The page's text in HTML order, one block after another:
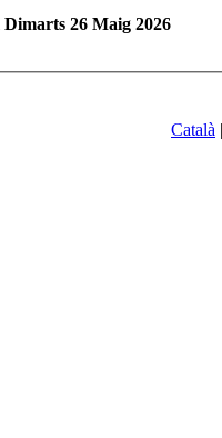
Dimarts 26 Maig 2026
Català